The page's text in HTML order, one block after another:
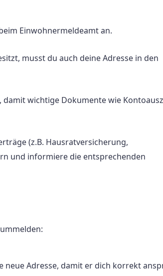
Einwohnermeldeamt an.
musst du auch deine Adresse in den
wichtige Dokumente wie
(z.B. Hausratversicherung,
und informiere die entsprechenden
Adresse, damit er dich korrekt